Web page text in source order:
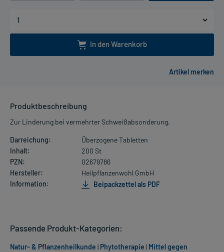
In den Warenkorb
Produktbeschreibung
Zur Linderung bei vermehrter Schweißabsonderung.
Darreichung:
Überzogene Tabletten
Inhalt:
200 St
PZN:
02679786
Hersteller:
Heilpflanzenwohl GmbH
Information:
Beipackzettel als PDF
Passende Produkt-Kategorien:
Natur- & Pflanzenheilkunde | Phytotherapie | Mittel gegen